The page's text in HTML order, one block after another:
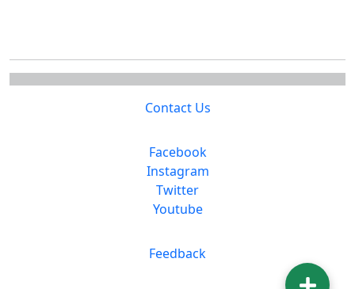
Contact Us
Facebook
Instagram
Twitter
Youtube
Feedback